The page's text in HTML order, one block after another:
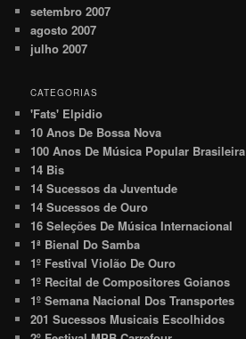
setembro 2007
agosto 2007
julho 2007
CATEGORIAS
'Fats' Elpidio
10 Anos De Bossa Nova
100 Anos De Música Popular Brasileira
14 Bis
14 Sucessos da Juventude
14 Sucessos de Ouro
16 Seleções De Música Internacional
1ª Bienal Do Samba
1º Festival Violão De Ouro
1º Recital de Compositores Goianos
1º Semana Nacional Dos Transportes
201 Sucessos Musicais Escolhidos